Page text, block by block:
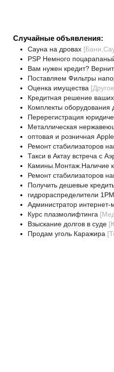
Случайные объявления:
Сауна на дровах [
PSP Немного
Вам нужен кредит?
Поставляем Фильтры
Оценка имущества [Другое
Кредитная решение
Комплекты оборудования
Перерегистрация
Металлическая
oптовая и розничная
Ремонт стабилизаторов
Такси в Актау встреча с
Камины.Монтаж.Наличие
Ремонт стабилизаторов
Получить дешевые
гидрораспределители
Администратор интернет-
Курс плазмолифтинга [
Взыскание долгов в суде [
Продам уголь Каражира [